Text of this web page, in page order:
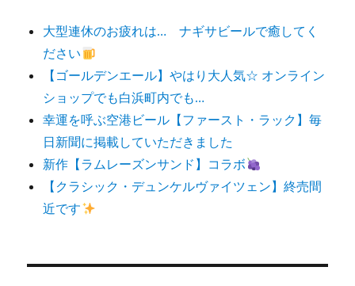
大型連休のお疲れは… ナギサビールで癒してく
ださい
【ゴールデンエール】やはり大人気☆ オンライン
ショップでも白浜町内でも…
幸運を呼ぶ空港ビール【ファースト・ラック】毎
日新聞に掲載していただきました
新作【ラムレーズンサンド】コラボ
【クラシック・デュンケルヴァイツェン】終売間
近です